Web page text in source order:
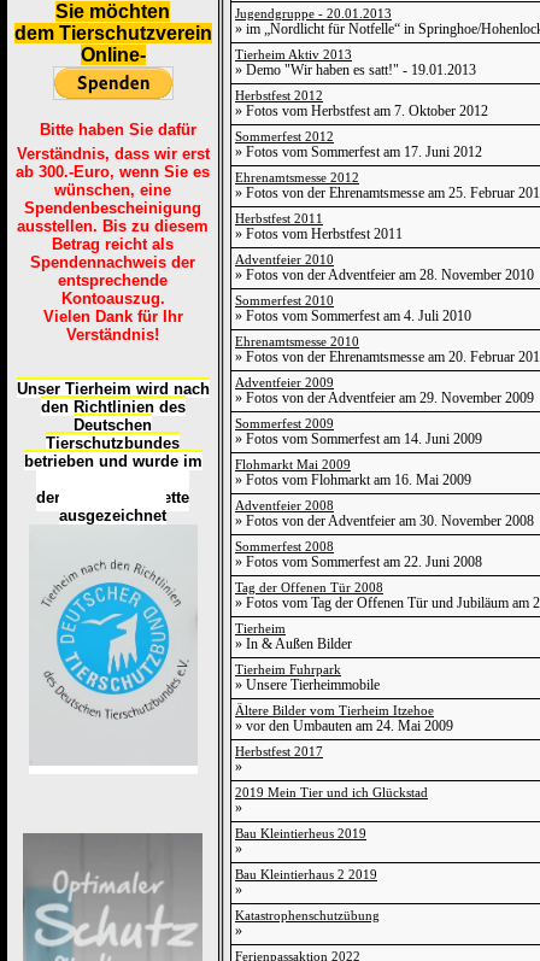
Sie möchten
dem Tierschutzverein
Online-
Bitte haben Sie dafür
Verständnis, dass wir erst
ab 300.-Euro, wenn Sie es
wünschen, eine
Spendenbescheinigung
ausstellen. Bis zu diesem
Betrag reicht als
Spendennachweis der
entsprechende
Kontoauszug.
Vielen Dank für Ihr
Verständnis!
Unser Tierheim wird nach
den Richtlinien des
Deutschen
Tierschutzbundes
betrieben und wurde im
der
Tierheimplakette
ausgezeichnet
Jugendgruppe - 20.01.2013
» im „Nordlicht für Notfelle“ in Springhoe/
Tierheim Aktiv 2013
» Demo "Wir haben es satt!" - 19.01.2013
Herbstfest 2012
» Fotos vom Herbstfest am 7. Oktober 2012
Sommerfest 2012
» Fotos vom Sommerfest am 17. Juni 2012
Ehrenamtsmesse 2012
» Fotos von der Ehrenamtsmesse am 25. Februar
Herbstfest 2011
» Fotos vom Herbstfest 2011
Adventfeier 2010
» Fotos von der Adventfeier am 28. November 2010
Sommerfest 2010
» Fotos vom Sommerfest am 4. Juli 2010
Ehrenamtsmesse 2010
» Fotos von der Ehrenamtsmesse am 20. Februar
Adventfeier 2009
» Fotos von der Adventfeier am 29. November 2009
Sommerfest 2009
» Fotos vom Sommerfest am 14. Juni 2009
Flohmarkt Mai 2009
» Fotos vom Flohmarkt am 16. Mai 2009
Adventfeier 2008
» Fotos von der Adventfeier am 30. November 2008
Sommerfest 2008
» Fotos vom Sommerfest am 22. Juni 2008
Tag der Offenen Tür 2008
» Fotos vom Tag der Offenen Tür und Jubiläum am
Tierheim
» In & Außen Bilder
Tierheim Fuhrpark
» Unsere Tierheimmobile
Ältere Bilder vom Tierheim Itzehoe
» vor den Umbauten am 24. Mai 2009
Herbstfest 2017
»
2019 Mein Tier und ich Glückstad
»
Bau Kleintierheus 2019
»
Bau Kleintierhaus 2 2019
»
Katastrophenschutzübung
»
Ferienpassaktion 2022